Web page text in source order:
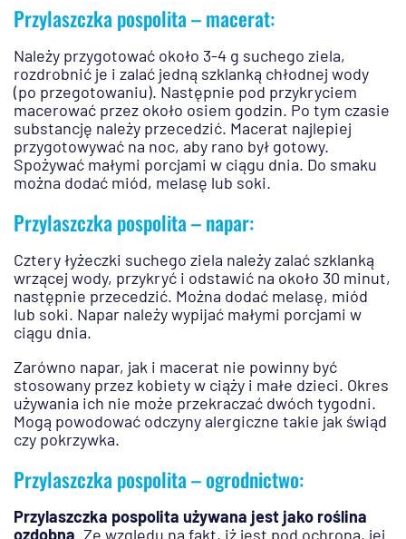
Przylaszczka pospolita – macerat:
Należy przygotować około 3-4 g suchego ziela,
rozdrobnić je i zalać jedną szklanką chłodnej wody
(po przegotowaniu). Następnie pod przykryciem
macerować przez około osiem godzin. Po tym czasie
substancję należy przecedzić. Macerat najlepiej
przygotowywać na noc, aby rano był gotowy.
Spożywać małymi porcjami w ciągu dnia. Do smaku
można dodać miód, melasę lub soki.
Przylaszczka pospolita – napar:
Cztery łyżeczki suchego ziela należy zalać szklanką
wrzącej wody, przykryć i odstawić na około 30 minut,
następnie przecedzić. Można dodać melasę, miód
lub soki. Napar należy wypijać małymi porcjami w
ciągu dnia.
Zarówno napar, jak i macerat nie powinny być
stosowany przez kobiety w ciąży i małe dzieci. Okres
używania ich nie może przekraczać dwóch tygodni.
Mogą powodować odczyny alergiczne takie jak świąd
czy pokrzywka.
Przylaszczka pospolita – ogrodnictwo:
Przylaszczka pospolita używana jest jako roślina
ozdobna . Ze względu na fakt, iż jest pod ochroną, jej